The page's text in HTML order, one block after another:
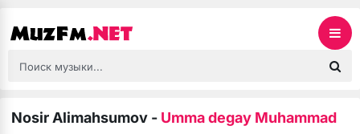
Nosir Alimahsumov - Umma degay Muhammad